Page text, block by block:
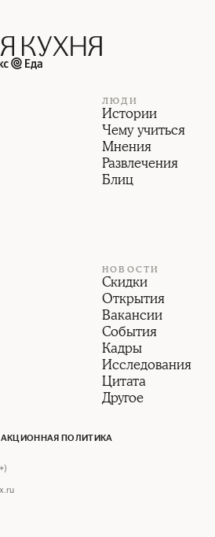
ЛЮДИ
Истории
Чему учиться
Мнения
Развлечения
Блиц
НОВОСТИ
Скидки
Открытия
Вакансии
События
Кадры
Исследования
Цитата
Другое
ПОЛИТИКА